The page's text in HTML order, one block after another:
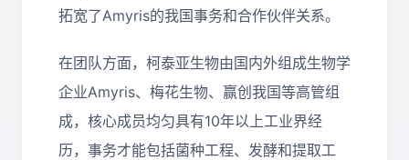
拓宽了Amyris的我国事务和合作伙伴关系。
在团队方面，柯泰亚生物由国内外组成生物学
企业Amyris、梅花生物、赢创我国等高管组
成，核心成员均匀具有10年以上工业界经
历，事务才能包括菌种工程、发酵和提取工